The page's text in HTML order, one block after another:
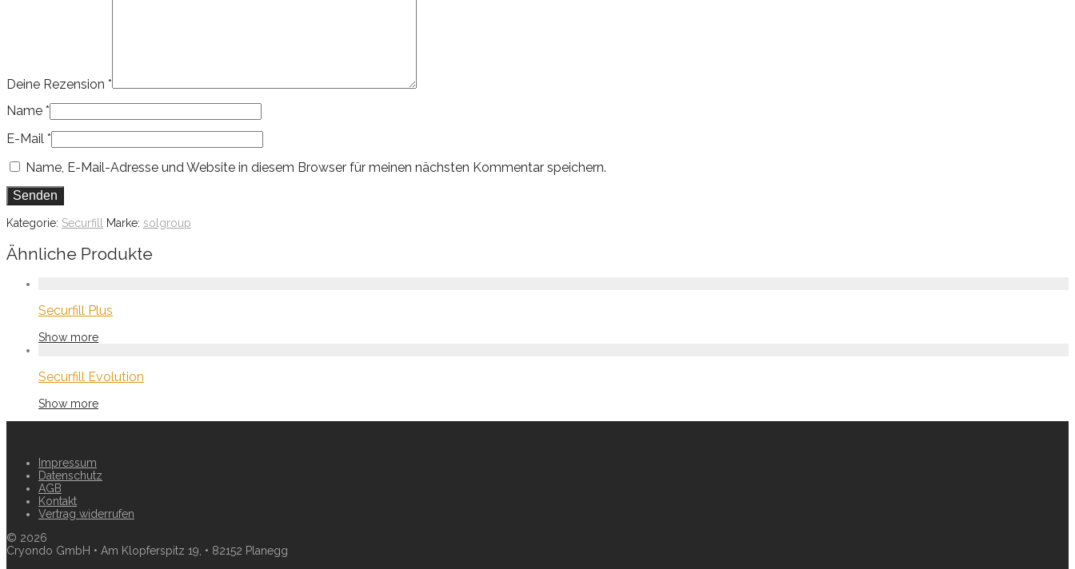
Deine Rezension *
Name *
E-Mail *
Name, E-Mail-Adresse und Website in diesem Browser für meinen nächsten Kommentar speichern.
Kategorie: Securfill Marke: solgroup
Ähnliche Produkte
Securfill Plus
Show more
Securfill Evolution
Show more
Impressum
Datenschutz
AGB
Kontakt
Vertrag widerrufen
© 2026
Cryondo GmbH • Am Klopferspitz 19, • 82152 Planegg